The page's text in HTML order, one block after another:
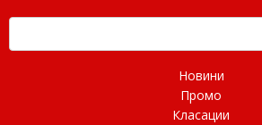
Новини
Промо
Класации